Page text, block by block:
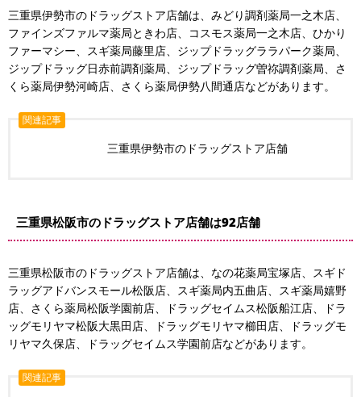
三重県伊勢市のドラッグストア店舗は、みどり調剤薬局一之木店、
ファインズファルマ薬局ときわ店、コスモス薬局一之木店、ひかり
ファーマシー、スギ薬局藤里店、ジップドラッグララパーク薬局、
ジップドラッグ日赤前調剤薬局、ジップドラッグ曽祢調剤薬局、さ
くら薬局伊勢河崎店、さくら薬局伊勢八間通店などがあります。
関連記事
三重県伊勢市のドラッグストア店舗
三重県松阪市のドラッグストア店舗は92店舗
三重県松阪市のドラッグストア店舗は、なの花薬局宝塚店、スギド
ラッグアドバンスモール松阪店、スギ薬局内五曲店、スギ薬局嬉野
店、さくら薬局松阪学園前店、ドラッグセイムス松阪船江店、ドラ
ッグモリヤマ松阪大黒田店、ドラッグモリヤマ櫛田店、ドラッグモ
リヤマ久保店、ドラッグセイムス学園前店などがあります。
関連記事